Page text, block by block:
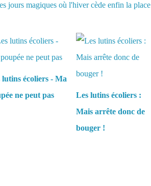
jours magiques où l'hiver cède enfin la place
lutins écoliers - Ma
ne peut pas
Les lutins écoliers :
Mais arrête donc de
bouger !